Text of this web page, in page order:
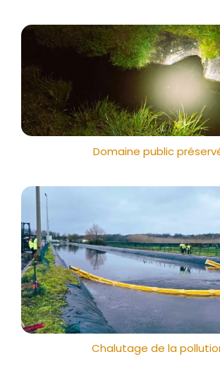
Domaine public
Chalutage de la